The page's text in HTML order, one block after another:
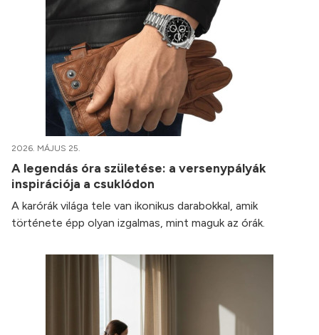
2026. MÁJUS 25.
A legendás óra születése: a versenypályák
inspirációja a csuklódon
A karórák világa tele van ikonikus darabokkal, amik
története épp olyan izgalmas, mint maguk az órák.